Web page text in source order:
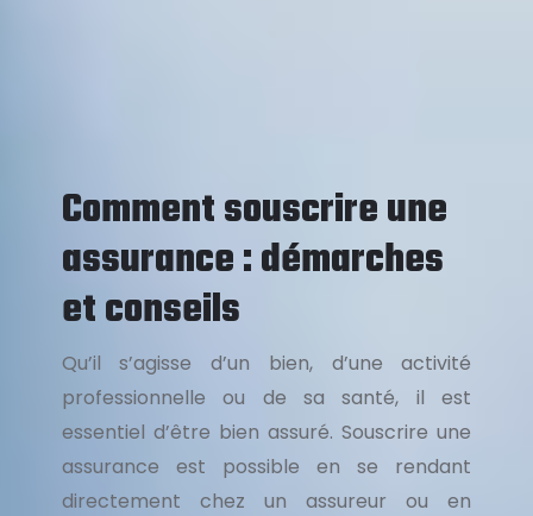
Comment souscrire une
assurance : démarches
et conseils
Qu’il s’agisse d’un bien, d’une activité
professionnelle ou de sa santé, il est
essentiel d’être bien assuré. Souscrire une
assurance est possible en se rendant
directement chez un assureur ou en